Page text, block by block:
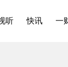
听 快讯 一